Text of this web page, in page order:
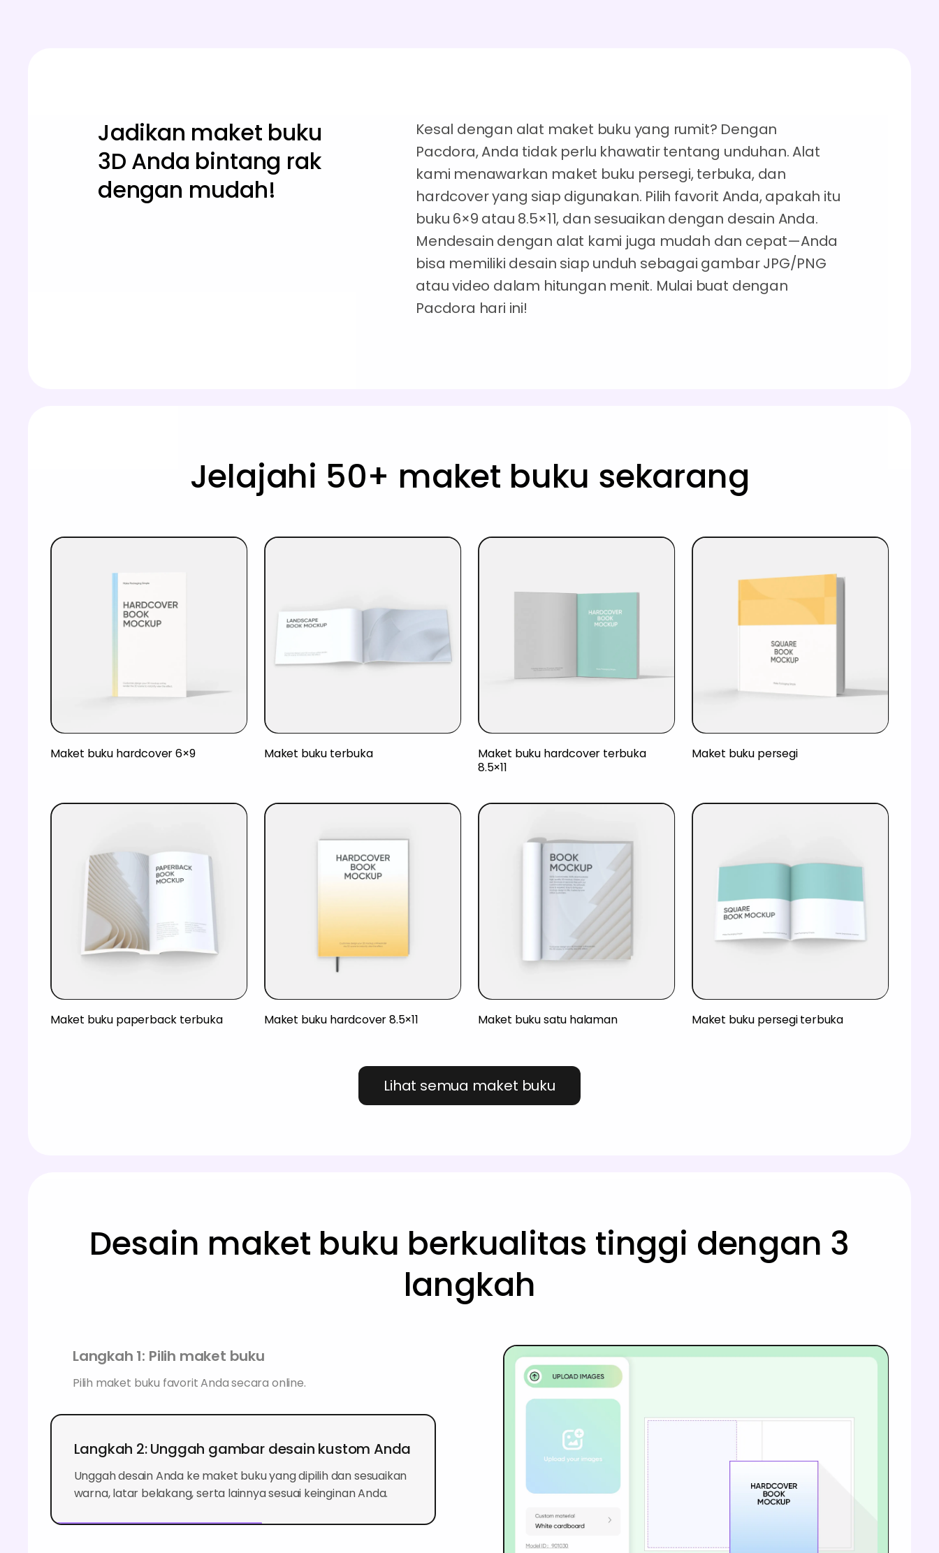
Jadikan maket buku
3D Anda bintang rak
dengan mudah!
Kesal dengan alat maket buku yang rumit? Dengan
Pacdora, Anda tidak perlu khawatir tentang unduhan. Alat
kami menawarkan maket buku persegi, terbuka, dan
hardcover yang siap digunakan. Pilih favorit Anda, apakah itu
buku 6×9 atau 8.5×11, dan sesuaikan dengan desain Anda.
Mendesain dengan alat kami juga mudah dan cepat—Anda
bisa memiliki desain siap unduh sebagai gambar JPG/PNG
atau video dalam hitungan menit. Mulai buat dengan
Pacdora hari ini!
Jelajahi 50+ maket buku sekarang
Maket buku hardcover 6×9 Maket buku terbuka
Maket buku hardcover terbuka
8.5×11
Maket buku persegi
Maket buku paperback terbuka Maket buku hardcover 8.5×11 Maket buku satu halaman Maket buku persegi terbuka
Lihat semua maket buku
Desain maket buku berkualitas tinggi dengan 3
langkah
Langkah 1: Pilih maket buku
Pilih maket buku favorit Anda secara online.
Langkah 2: Unggah gambar desain kustom Anda
Unggah desain Anda ke maket buku yang dipilih dan sesuaikan
warna, latar belakang, serta lainnya sesuai keinginan Anda.